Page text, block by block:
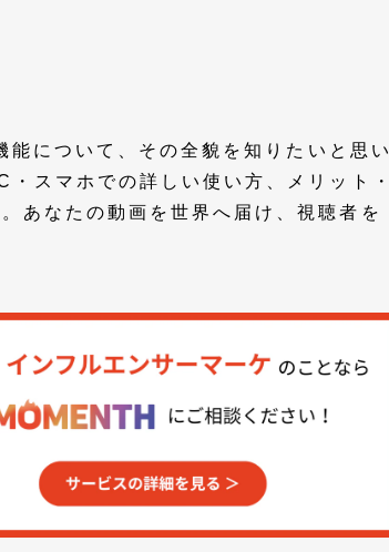
について、その全貌を知りたいと思い
スマホでの詳しい使い方、メリット・
あなたの動画を世界へ届け、視聴者を